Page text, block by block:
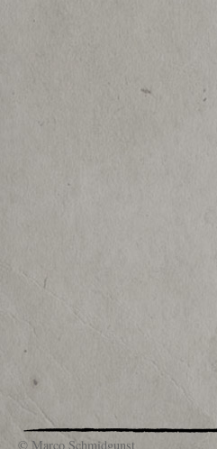
© Marco Schmidgunst